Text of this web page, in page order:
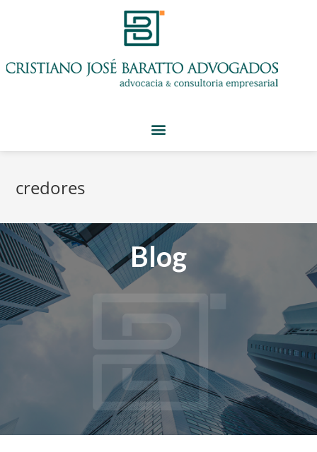
credores
Blog